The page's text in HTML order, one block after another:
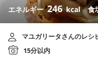
エネルギー246 kcal 食
マユガリータさんのレシ
15分以内